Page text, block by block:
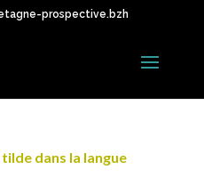
prospective.bzh
dans la langue